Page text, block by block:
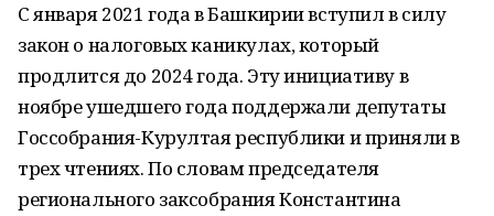
С января 2021 года в Башкирии вступил в силу
закон о налоговых каникулах, который
продлится до 2024 года. Эту инициативу в
ноябре ушедшего года поддержали депутаты
Госсобрания-Курултая республики и приняли в
трех чтениях. По словам председателя
регионального заксобрания Константина